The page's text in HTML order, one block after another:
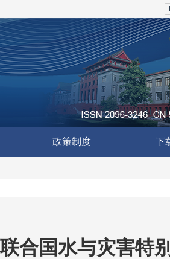
政策制度 下
合国水与灾害特